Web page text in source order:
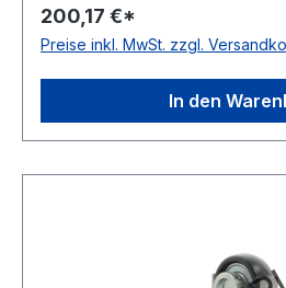
Ausführung für
dunkelblau
200,17 €*
Preise inkl. MwSt. zzgl.
In den